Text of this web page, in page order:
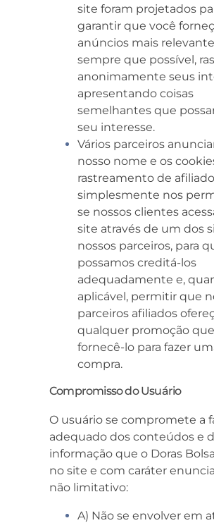
site foram projetados
garantir que você
anúncios mais
sempre que possível,
anonimamente seus
apresentando coisas
semelhantes que
seu interesse.
Vários parceiros
nosso nome e os
rastreamento de
simplesmente nos
se nossos clientes
site através de um dos
nossos parceiros, para
possamos creditá-los
adequadamente e,
aplicável, permitir que
parceiros afiliados
qualquer promoção
fornecê-lo para fazer
compra.
Compromisso do Usuário
O usuário se compromete a
adequado dos conteúdos e
informação que o Doras
no site e com caráter
não limitativo:
A) Não se envolver em